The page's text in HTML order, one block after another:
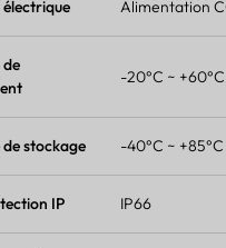
Alimentation
-20°C ~ +60°C
stockage -40°C ~ +85°C
IP IP66